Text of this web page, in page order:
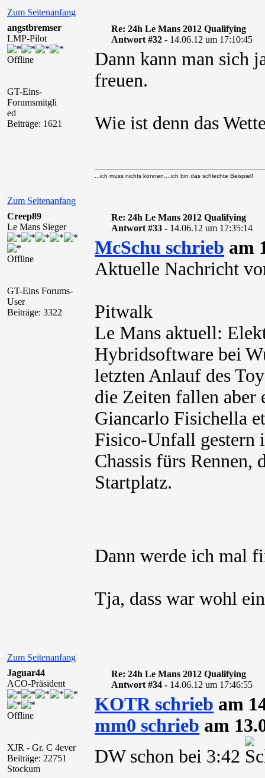
Zum Seitenanfang
angstbremser
LMP-Pilot
Offline
GT-Eins-
Forumsmitgli
ed
Beiträge: 1621
Re: 24h Le Mans 2012 Qualifying
Antwort #32 - 14.06.12 um 17:10:45
Dann kann man sich
freuen.
Wie ist denn das
Zum Seitenanfang
...ich muss nichts können....ich bin das schlechte Beispiel!
Creep89
Le Mans Sieger
Offline
GT-Eins Forums-
User
Beiträge: 3322
Re: 24h Le Mans 2012 Qualifying
Antwort #33 - 14.06.12 um 17:35:14
McSchu schrieb am
Aktuelle Nachricht
Pitwalk
Le Mans aktuell:
Hybridsoftware bei
letzten Anlauf des
die Zeiten fallen aber
Giancarlo Fisichella
Fisico-Unfall gestern
Chassis fürs Rennen,
Startplatz.
Dann werde ich mal
Tja, dass war wohl
Zum Seitenanfang
Jaguar44
ACO-Präsident
Offline
XJR - Gr. C 4ever
Beiträge: 22751
Stockum
Re: 24h Le Mans 2012 Qualifying
Antwort #34 - 14.06.12 um 17:46:55
KOTR schrieb am
mm0 schrieb am
DW schon bei 3:42